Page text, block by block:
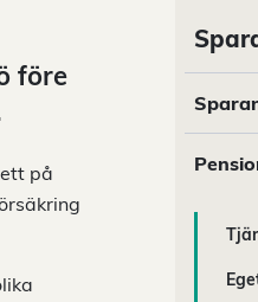
före
på